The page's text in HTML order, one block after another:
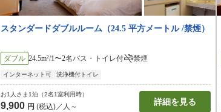
スタンダードダブルルーム（24.5 平方メートル /禁煙）
ダブル 24.5m²/1〜2名バス・トイレ付 禁煙
インターネット可 洗浄機付トイレ
お1人さま1泊（2名1室利用時）
9,900 円 (税込)／人～ 詳細を見る